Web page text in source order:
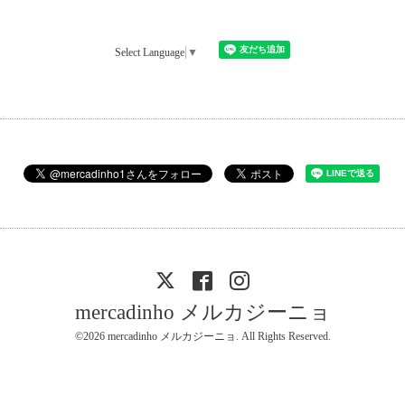
Select Language ▼
mercadinho メルカジーニョ
©2026 mercadinho メルカジーニョ . All Rights Reserved.